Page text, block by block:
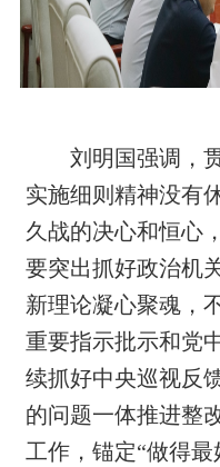
刘明国强调，贯
实施细则精神没有
久战的决心和恒心
要突出抓好政治机
新理论凝心聚魂，
重要指示批示和党
续抓好中央巡视反
的问题一体推进整
工作 ，锚定“做得